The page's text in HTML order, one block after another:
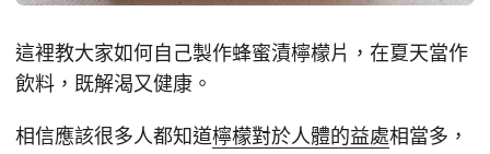
這裡教大家如何自己製作蜂蜜漬檸檬片，在夏天當作
飲料，既解渴又健康。
相信應該很多人都知道檸檬對於人體的益處相當多，